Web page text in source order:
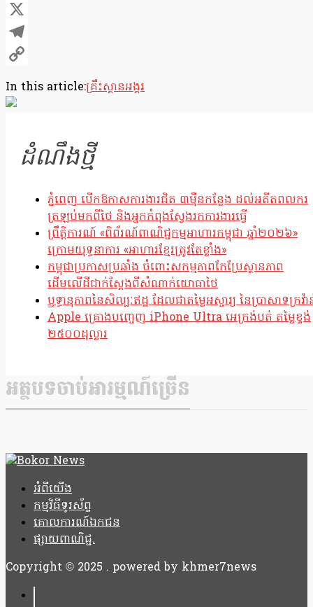
Facebook
X
Telegram
Link
In this article:គ្រឹះស្ថានអង្គរ
ដំណឹងថ្មី
ភ្នំពេញ បើកឱកាសការងារជិត ៣ម៉ឺនកន្លែង ដល់អតីតពលករ
ត្រឡប់មកពីថៃ និងអ្នកកំពុងស្វែងរកការងារធ្វើ
ព្រឹត្តិការណ៍ «ពិព័រណ៍ពាណិជ្ជកម្មអាហារកម្ពុជា ឆ្នាំ២០២៦»
ក្រោមយុទ្ធនាការ «អាហារខ្មែរត្រូវតែខ្លាំង»
កម្ពុជាប្រកាសប្រឆាំង ចំពោះសកម្មភាពកែប្រែស្ថានភាព
ដើមលើដីជាក់ស្តែងពីសំណាក់យោធាថៃ
ឫទ្ធានុភាពនៃសិល្បៈឥដ្ឋ ដែលជាតម្លៃអស្ចារ្យ នៃប្រាសាទក្រវ៉
Apple គ្រោងបញ្ចេញ iPhone Ultra អេក្រង់បត់ តម្លៃខ្ទង់
២៥០០ដុល្លារ
អត្ថបទចាប់អារម្មណ៍ច្រើន
អំពីយើង
កម្មវិធីទូរស័ព្ទ
គោលការណ៍ឯកជន
ផ្សាយពាណិជ្ជ.
Copyright © 2025 . powered by khmer7news